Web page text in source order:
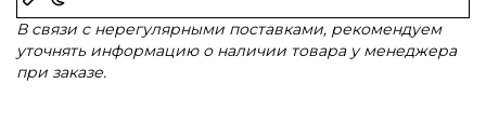
В связи с нерегулярными поставками, рекомендуем
уточнять информацию о наличии товара у менеджера
при заказе.